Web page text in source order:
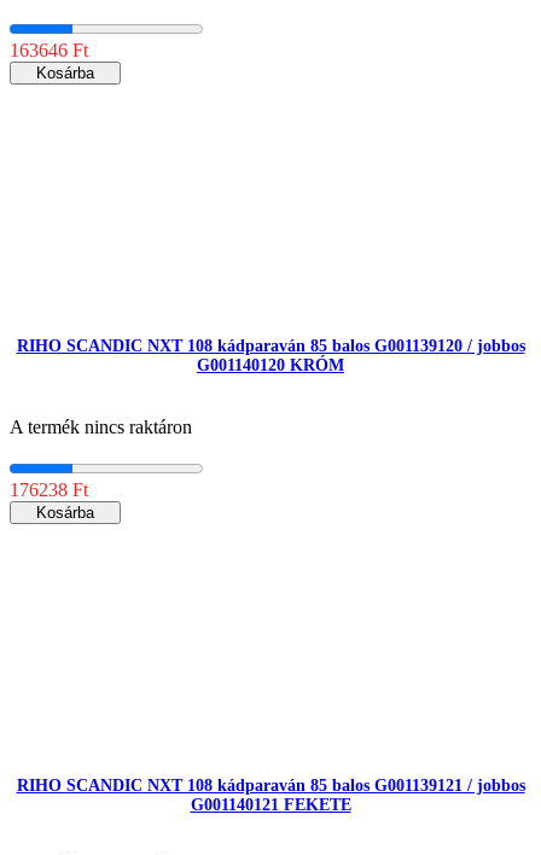
163646 Ft
Kosárba
RIHO SCANDIC NXT 108 kádparaván 85 balos G001139120 / jobbos
G001140120 KRÓM
A termék nincs raktáron
176238 Ft
Kosárba
RIHO SCANDIC NXT 108 kádparaván 85 balos G001139121 / jobbos
G001140121 FEKETE